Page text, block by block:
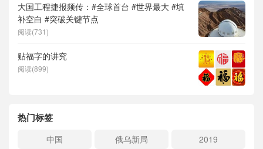
大国工程捷报频传：#全球首台 #世界最大 #填
补空白 #突破关键节点
阅读(731)
贴福字的讲究
阅读(899)
热门标签
中国 俄乌新局
2019